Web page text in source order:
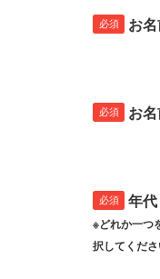
必須 お
必須 お
必須 年代
※どれか一つ
択してくださ